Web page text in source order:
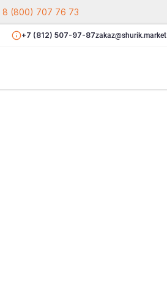
8 (800) 707 76 73
+7 (812) 507-97-87zakaz@shurik.market